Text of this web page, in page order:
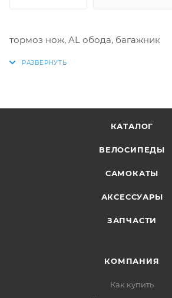
тормоз нож, AL обода, багажник
КАТАЛОГ
ВЕЛОСИПЕДЫ
САМОКАТЫ
АКСЕССУАРЫ
ЗАПЧАСТИ
КОМПАНИЯ
Как купить